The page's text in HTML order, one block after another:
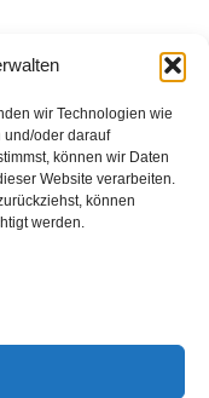
wir Technologien wie
und/oder darauf
können wir Daten
Website verarbeiten.
können
werden.